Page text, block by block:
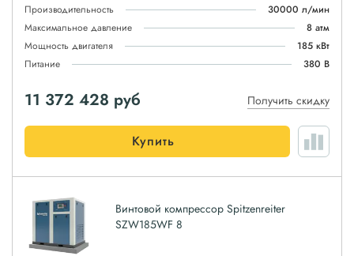
Производительность
30000 л/мин
Максимальное давление
8 атм
Мощность двигателя
185 кВт
Питание
380 В
11 372 428 руб Получить скидку
Купить
Винтовой компрессор Spitzenreiter
SZW185WF 8